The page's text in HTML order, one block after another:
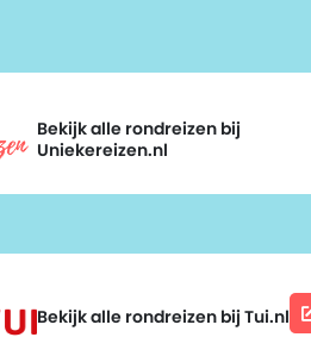
Bekijk alle rondreizen bij
Uniekereizen.nl
Bekijk alle rondreizen bij Tui.nl